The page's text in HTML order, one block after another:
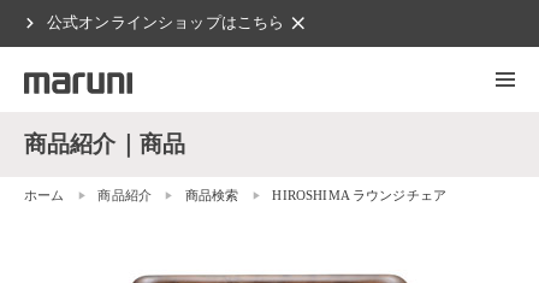
chevron_right 公式オンラインショップはこちら clear
商品紹介｜商品
ホーム 商品紹介 商品検索 HIROSHIMA ラウンジチェア